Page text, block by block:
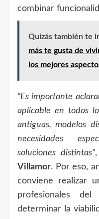
combinar
Quizás también te
más te gusta de
los mejores
“Es importante
aplicable en todos
antiguas, modelos
necesidades
soluciones distintas”,
Villamor. Por eso,
conviene realizar
profesionales
determinar la